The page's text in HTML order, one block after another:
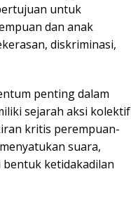
untuk
dan anak
diskriminasi,
penting dalam
sejarah aksi kolektif
kritis perempuan-
suara,
ketidakadilan